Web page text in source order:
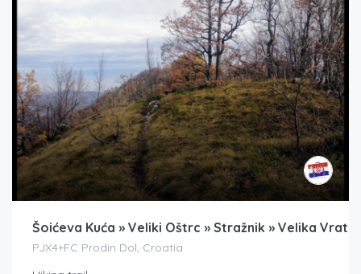
Šoićeva Kuća » Veliki Oštrc » Stražnik » Velika Vrata
PJX4+FC Prodin Dol, Croatia